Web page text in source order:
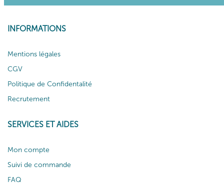
INFORMATIONS
Mentions légales
CGV
Politique de Confidentalité
Recrutement
SERVICES ET AIDES
Mon compte
Suivi de commande
FAQ